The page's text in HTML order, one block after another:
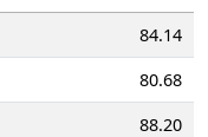
84.14
80.68
88.20